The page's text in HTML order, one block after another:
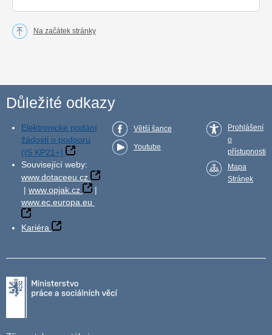
Na začátek stránky
Důležité odkazy
Elektronické podání
žádosti o podporu
(IS KP21+)
Související weby:
www.dotaceeu.cz
| www.opjak.cz
|
www.ec.europa.eu
Kariéra
Větší šance
Youtube
Prohlášení
o
přístupnosti
Mapa
Stránek